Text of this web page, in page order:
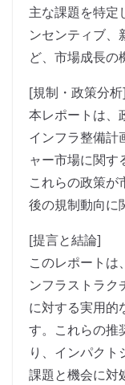
主な課題を特定
ンセンティブ、
ど、市場成長の
[規制・政策分析]
本レポートは、
インフラ整備計
ャー市場に関す
これらの政策が
後の規制動向に
[提言と結論]
このレポートは
ンフラストラク
に対する実用的
す。これらの推
り、インパクト
課題と機会に対